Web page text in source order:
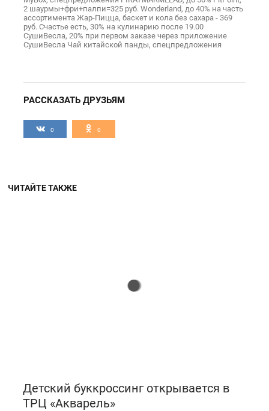
2 шаурмы+фри+палпи=325 руб. Wonderland, до 40% на часть
ассортимента Жар-Пицца, баскет и кола без сахара - 369
руб. Счастье есть, 30% на кулинарию после 19.00
СушиВесла, 20% при первом заказе через приложение
СушиВесла Чай китайской панды, спецпредложения
РАССКАЗАТЬ ДРУЗЬЯМ
0 0
ЧИТАЙТЕ ТАКЖЕ
Детский буккроссинг открывается в
ТРЦ «Акварель»